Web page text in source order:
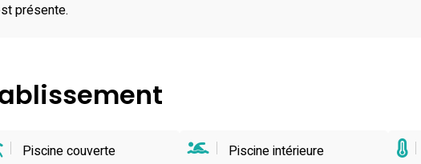
présente.
Piscine couverte Piscine intérieure